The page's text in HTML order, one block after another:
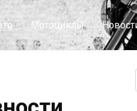
Мотоциклы